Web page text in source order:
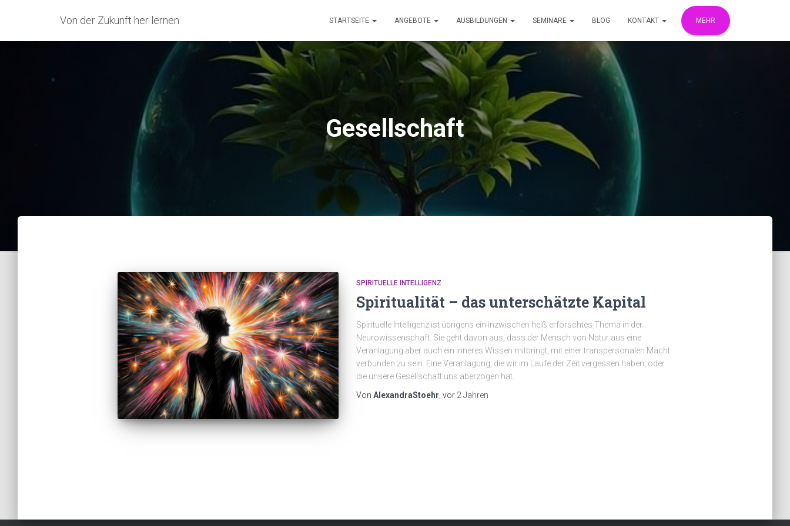
Von der Zukunft her lernen STARTSEITE ANGEBOTE AUSBILDUNGEN SEMINARE BLOG KONTAKT MEHR
Gesellschaft
SPIRITUELLE INTELLIGENZ
Spiritualität – das unterschätzte Kapital
Spirituelle Intelligenz ist übrigens ein inzwischen heiß erforschtes Thema in der
Neurowissenschaft. Sie geht davon aus, dass der Mensch von Natur aus eine
Veranlagung aber auch ein inneres Wissen mitbringt, mit einer transpersonalen Macht
verbunden zu sein. Eine Veranlagung, die wir im Laufe der Zeit vergessen haben, oder
die unsere Gesellschaft uns aberzogen hat.
Von AlexandraStoehr , vor 2 Jahren